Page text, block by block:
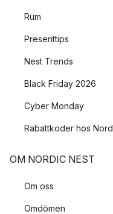
Rum
Presenttips
Nest Trends
Black Friday 2026
Cyber Monday
Rabattkoder hos
OM NORDIC NEST
Om oss
Omdömen